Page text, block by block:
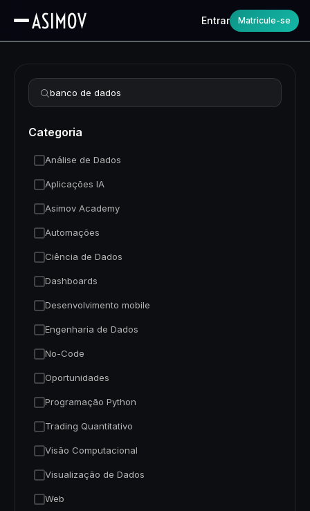
Entrar Matricule-se
Refinar busca
Categoria
Análise de Dados
Aplicações IA
Asimov Academy
Automações
Ciência de Dados
Dashboards
Desenvolvimento mobile
Engenharia de Dados
No-Code
Oportunidades
Programação Python
Trading Quantitativo
Visão Computacional
Visualização de Dados
Web